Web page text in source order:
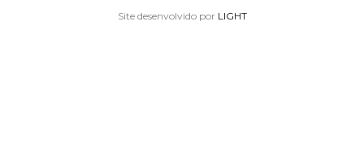
Site desenvolvido por LIGHT